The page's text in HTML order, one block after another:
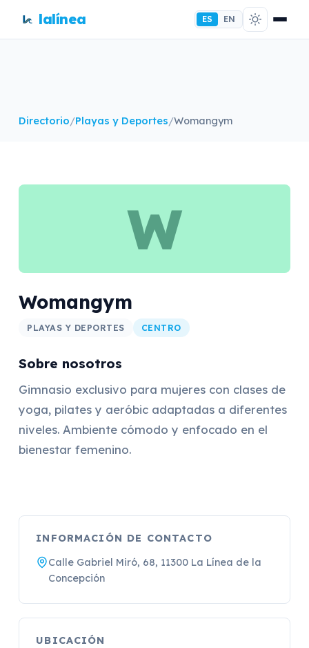
lalínea ES EN
Directorio/Playas y Deportes/Womangym
W
Womangym
PLAYAS Y DEPORTES CENTRO
Sobre nosotros
Gimnasio exclusivo para mujeres con clases de
yoga, pilates y aeróbic adaptadas a diferentes
niveles. Ambiente cómodo y enfocado en el
bienestar femenino.
INFORMACIÓN DE CONTACTO
Calle Gabriel Miró, 68, 11300 La Línea de la
Concepción
UBICACIÓN